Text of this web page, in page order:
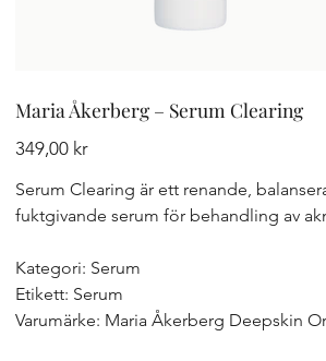
Maria Åkerberg – Serum Clearing
Pris
349,00 kr
Serum Clearing är ett renande,
fuktgivande serum för behandling av
Kategori: Serum
Etikett: Serum
Varumärke: Maria Åkerberg Deepskin